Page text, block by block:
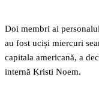
Doi membri ai
au fost uciși miercuri
capitala americană, a
internă Kristi Noem.